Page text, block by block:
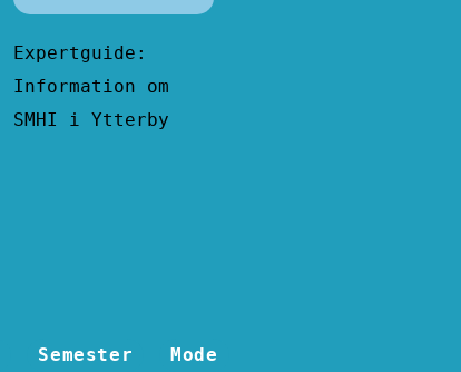
Expertguide:
Information om
SMHI i Ytterby
Semester Mode